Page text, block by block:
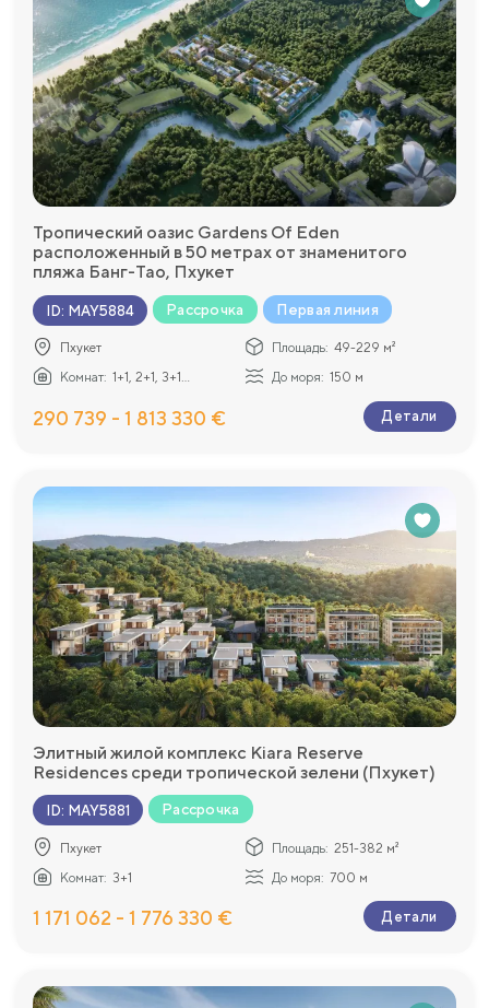
Тропический оазис Gardens Of Eden
расположенный в 50 метрах от знаменитого
пляжа Банг-Тао, Пхукет
ID: MAY5884 Рассрочка Первая линия
Пхукет Площадь: 49-229 м²
Комнат: 1+1, 2+1, 3+1... До моря: 150 м
290 739 - 1 813 330 € Детали
Элитный жилой комплекс Kiara Reserve
Residences среди тропической зелени (Пхукет)
ID: MAY5881 Рассрочка
Пхукет Площадь: 251-382 м²
Комнат: 3+1 До моря: 700 м
1 171 062 - 1 776 330 € Детали